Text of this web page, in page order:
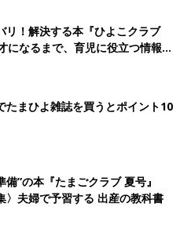
で購入したミニショルダーバッ
ても使いやすいのだそう。ミニ
らず、中のものが取り出しやす
リ！解決する本『ひよこクラブ
なるまで、育児に役立つ情報が
たまひよ雑誌を買うとポイント10
備”の本『たまごクラブ 夏号』
〉夫婦で予習する 出産の教科書